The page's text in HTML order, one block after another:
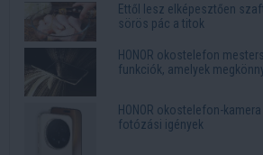
Ettől lesz elképesztően
sörös pác a titok
HONOR okostelefon
funkciók, amelyek
HONOR okostelefon-
fotózási igények